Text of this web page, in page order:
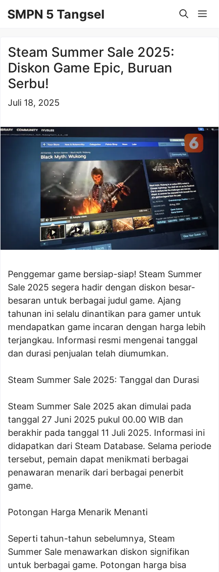
keSMPN 5 Tangsel
Steam Summer Sale 2025:
Diskon Game Epic, Buruan
Serbu!
Juli 18, 2025
Penggemar game bersiap-siap! Steam Summer
Sale 2025 segera hadir dengan diskon besar-
besaran untuk berbagai judul game. Ajang
tahunan ini selalu dinantikan para gamer untuk
mendapatkan game incaran dengan harga lebih
terjangkau. Informasi resmi mengenai tanggal
dan durasi penjualan telah diumumkan.
Steam Summer Sale 2025: Tanggal dan Durasi
Steam Summer Sale 2025 akan dimulai pada
tanggal 27 Juni 2025 pukul 00.00 WIB dan
berakhir pada tanggal 11 Juli 2025. Informasi ini
didapatkan dari Steam Database. Selama periode
tersebut, pemain dapat menikmati berbagai
penawaran menarik dari berbagai penerbit
game.
Potongan Harga Menarik Menanti
Seperti tahun-tahun sebelumnya, Steam
Summer Sale menawarkan diskon signifikan
untuk berbagai game. Potongan harga bisa